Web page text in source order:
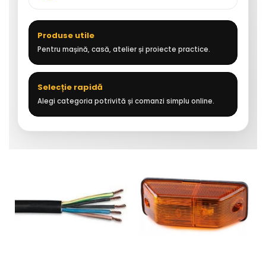
Produse utile
Pentru mașină, casă, atelier și proiecte practice.
Selecție rapidă
Alegi categoria potrivită și comanzi simplu online.